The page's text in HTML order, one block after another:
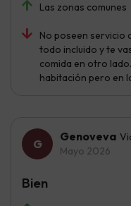
Las zonas comunes
No poseen servicio
todo incluido y te
comida en otro
habitación pero en
Genoveva
Mayo 2026
Bien